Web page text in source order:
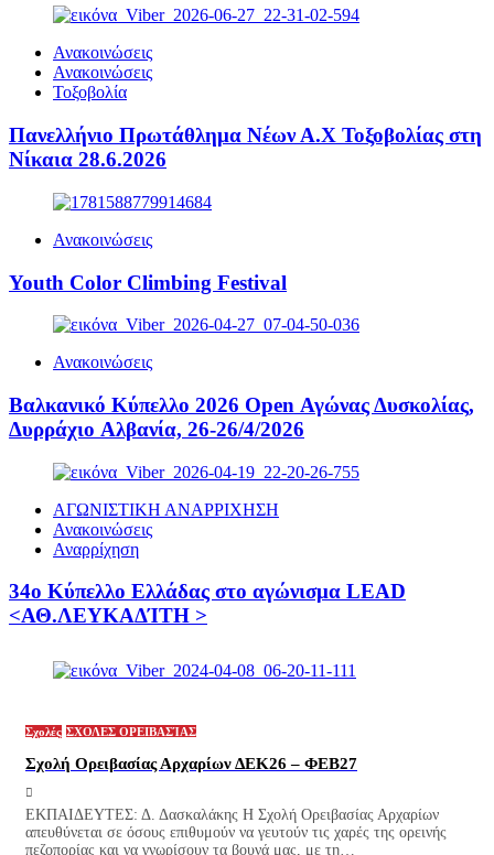
Ανακοινώσεις
Ανακοινώσεις
Τοξοβολία
Πανελλήνιο Πρωτάθλημα Νέων Α.Χ Τοξοβολίας στη
Νίκαια 28.6.2026
Ανακοινώσεις
Youth Color Climbing Festival
Ανακοινώσεις
Βαλκανικό Κύπελλο 2026 Open Αγώνας Δυσκολίας,
Δυρράχιο Aλβανία, 26-26/4/2026
ΑΓΩΝΙΣΤΙΚΗ ΑΝΑΡΡΙΧΗΣΗ
Ανακοινώσεις
Αναρρίχηση
34ο Κύπελλο Ελλάδας στο αγώνισμα LEAD
<ΑΘ.ΛΕΥΚΑΔΊΤΗ >
Σχολές ΣΧΟΛΕΣ ΟΡΕΙΒΑΣΊΑΣ
Σχολή Ορειβασίας Αρχαρίων ΔΕΚ26 – ΦΕΒ27
ΕΚΠΑΙΔΕΥΤΕΣ: Δ. Δασκαλάκης Η Σχολή Ορειβασίας Αρχαρίων
απευθύνεται σε όσους επιθυμούν να γευτούν τις χαρές της ορεινής
πεζοπορίας και να γνωρίσουν τα βουνά μας, με τη…